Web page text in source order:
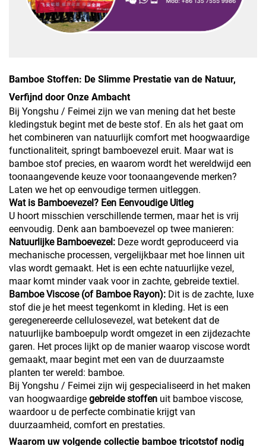
Bamboe Stoffen: De Slimme Prestatie van de Natuur,
Verfijnd door Onze Ambacht
Bij Yongshu / Feimei zijn we van mening dat het beste
kledingstuk begint met de beste stof. En als het gaat om
het combineren van natuurlijk comfort met hoogwaardige
functionaliteit, springt bamboevezel eruit. Maar wat is
bamboe stof precies, en waarom wordt het wereldwijd een
toonaangevende keuze voor toonaangevende merken?
Laten we het op eenvoudige termen uitleggen.
Wat is Bamboevezel? Een Eenvoudige Uitleg
U hoort misschien verschillende termen, maar het is vrij
eenvoudig. Denk aan bamboevezel op twee manieren:
Natuurlijke Bamboevezel: Deze wordt geproduceerd via
mechanische processen, vergelijkbaar met hoe linnen uit
vlas wordt gemaakt. Het is een echte natuurlijke vezel,
maar komt minder vaak voor in zachte, gebreide textiel.
Bamboe Viscose (of Bamboe Rayon): Dit is de zachte, luxe
stof die je het meest tegenkomt in kleding. Het is een
geregenereerde cellulosevezel, wat betekent dat de
natuurlijke bamboepulp wordt omgezet in een zijdezachte
garen. Het proces lijkt op de manier waarop viscose wordt
gemaakt, maar begint met een van de duurzaamste
planten ter wereld: bamboe.
Bij Yongshu / Feimei zijn wij gespecialiseerd in het maken
van hoogwaardige gebreide stoffen uit bamboe viscose,
waardoor u de perfecte combinatie krijgt van
duurzaamheid, comfort en prestaties.
Waarom uw volgende collectie bamboe tricotstof nodig